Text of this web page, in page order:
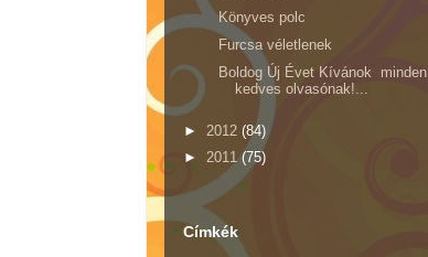
Könyves polc
Furcsa véletlenek
Boldog Új Évet Kívánok minden
kedves olvasónak!...
► 2012 (84)
► 2011(75)
Címkék